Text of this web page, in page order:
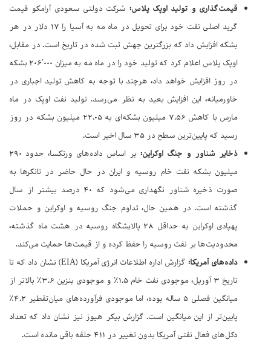
قیمت‌گذاری و تولید اوپک پلاس: شرکت دولتی سعودی آرامکو قیمت
گرید اصلی نفت خود برای تحویل در ماه مه به آسیا را ۱۷ دلار در هر
بشکه افزایش داد که بزرگترین جهش ثبت شده در تاریخ است. در مقابل،
اوپک پلاس اعلام کرد که تولید خود را در ماه مه به میزان ۲۰۶٬۰۰۰ بشکه
در روز افزایش خواهد داد، هرچند با توجه به کاهش تولید اجباری در
خاورمیانه، این افزایش بعید به نظر می‌رسد. تولید نفت اوپک در ماه
مارس با کاهش ۷.۵۶ میلیون بشکه‌ای به ۲۲.۰۵ میلیون بشکه در روز
رسید که پایین‌ترین سطح در ۳۵ سال اخیر است.
ذخایر شناور و جنگ اوکراین:
بر اساس داده‌های ورتکسا، حدود ۲۹۰
میلیون بشکه نفت خام روسیه و ایران در حال حاضر در تانکرها به
صورت ذخیره شناور نگهداری می‌شود که ۴۰ درصد بیشتر از سال
گذشته است. در همین حال، تداوم جنگ روسیه و اوکراین و حملات
پهپادی اوکراین به حداقل ۲۸ پالایشگاه روسیه در هشت ماه گذشته،
محدودیت‌ها بر نفت روسیه را حفظ کرده و از قیمت‌ها حمایت می‌کند.
داده‌های آمریکا:
گزارش اداره اطلاعات انرژی آمریکا (EIA) نشان داد که تا
تاریخ ۳ آوریل، موجودی نفت خام ۱.۵٪ و موجودی بنزین ۳.۶٪ بالاتر از
میانگین فصلی ۵ ساله بوده، اما موجودی فرآورده‌های میان‌تقطیر ۴.۲٪
پایین‌تر از این میانگین است. گزارش بیکر هیوز نیز نشان داد که تعداد
دکل‌های فعال نفتی آمریکا بدون تغییر در ۴۱۱ حلقه باقی مانده است.